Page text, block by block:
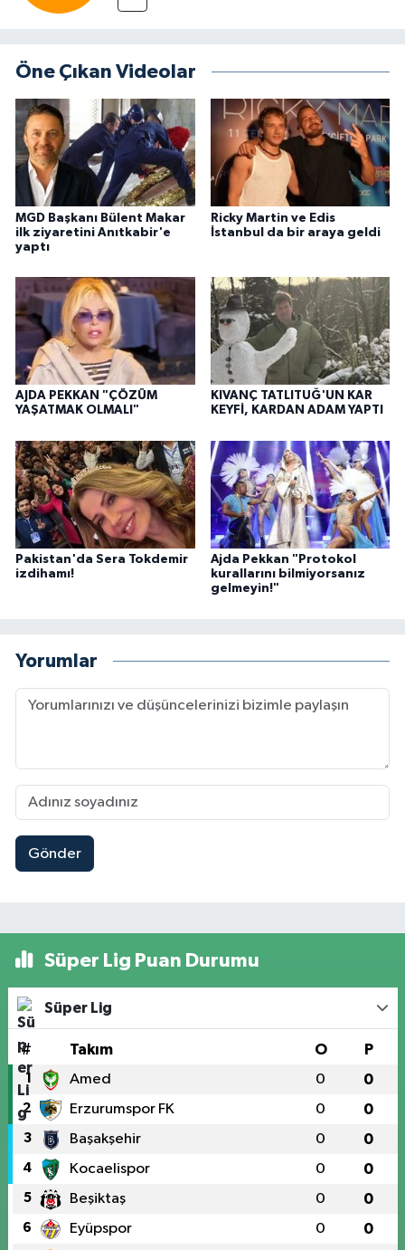
Öne Çıkan Videolar
MGD Başkanı Bülent Makar
ilk ziyaretini Anıtkabir'e
yaptı
Ricky Martin ve Edis
İstanbul da bir araya geldi
AJDA PEKKAN "ÇÖZÜM
YAŞATMAK OLMALI"
KIVANÇ TATLITUĞ'UN KAR
KEYFİ, KARDAN ADAM YAPTI
Pakistan'da Sera Tokdemir
izdihamı!
Ajda Pekkan "Protokol
kurallarını bilmiyorsanız
gelmeyin!"
Yorumlar
Gönder
Süper Lig Puan Durumu
Süper Lig
# Takım O P
1 Amed 0 0
2 Erzurumspor FK 0 0
3 Başakşehir 0 0
4 Kocaelispor 0 0
5 Beşiktaş 0 0
6 Eyüpspor 0 0